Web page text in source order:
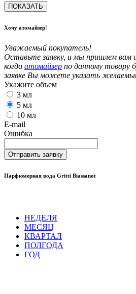
ПОКАЗАТЬ
Хочу атомайзер!
Уважаемый покупатель!
Оставьте заявку, и мы пришлем вам
когда атомайзер по данному товару
заявке Вы можете указать
Укажите объем
3 мл
5 мл
10 мл
E-mail
Ошибка
Отправить заявку
Парфюмерная вода Gritti Biassanot
НЕДЕЛЯ
МЕСЯЦ
КВАРТАЛ
ПОЛГОДА
ГОД